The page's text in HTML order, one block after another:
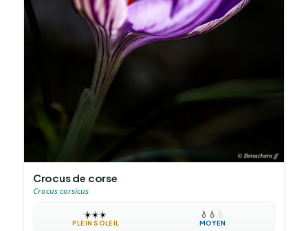
Crocus de corse
Crocus corsicus
☀️☀️☀️
PLEIN SOLEIL
💧 💧 💧
MOYEN